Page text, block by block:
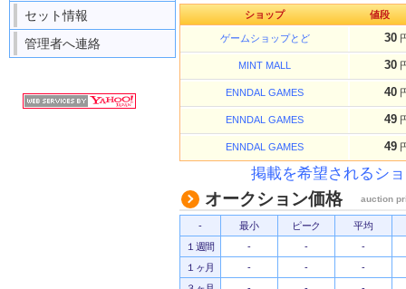
セット情報
管理者へ連絡
ショップ 値段
ゲームショップとど 30
MINT MALL 30
ENNDAL GAMES 40
ENNDAL GAMES 49
ENNDAL GAMES 49
掲載を希望されるシ
オークション価格 auction
- 最小 ピーク
平均
１週間
- -
-
１ヶ月
- -
-